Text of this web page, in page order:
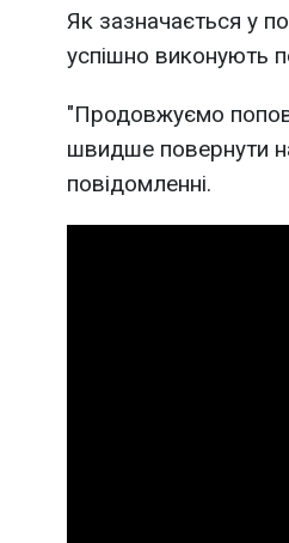
Як зазначається у
успішно виконують
"Продовжуємо
швидше повернути
повідомленні.